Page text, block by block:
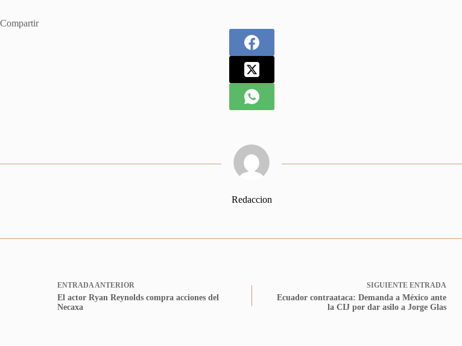
Compartir
Redaccion
ENTRADAANTERIOR
El actor Ryan Reynolds compra acciones del
Necaxa
SIGUIENTE ENTRADA
Ecuador contraataca: Demanda a México ante
la CIJ por dar asilo a Jorge Glas